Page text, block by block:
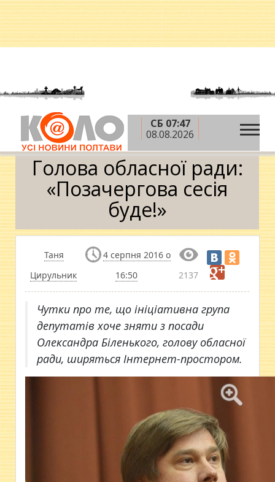
СБ 07:47
08.08.2026
Головна » Новини » Влада »Голова обласної
ради: «Позачергова сесія буде!»
Голова обласної ради:
«Позачергова сесія
буде!»
Таня
Цирульник
4 серпня 2016 о
16:50
2137
Чутки про те, що ініціативна група
депутатів хоче зняти з посади
Олександра Біленького, голову обласної
ради, ширяться Інтернет-простором.